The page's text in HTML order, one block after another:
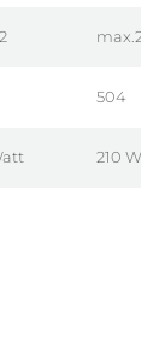
max.2
504
210 Watt